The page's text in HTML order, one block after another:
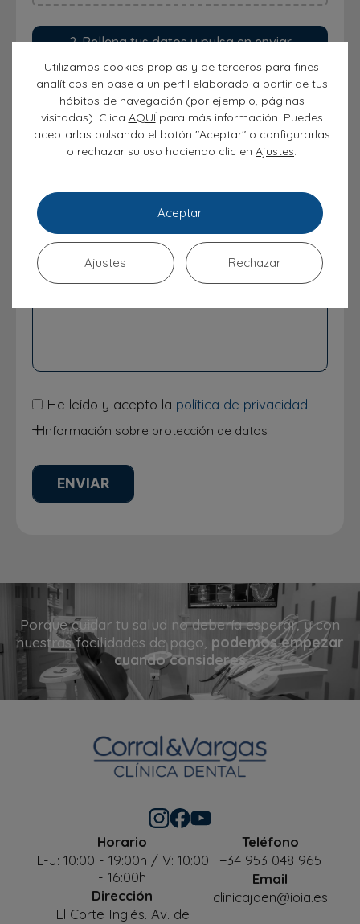
2. Rellena tus datos y pulsa en enviar
He leído y acepto la política de privacidad
Información sobre protección de datos
Integral Avanzado SL
Finalidades del Tratamiento: usaremos tus datos para
agendar alguna visita y atender tus dudas, consultas y
sugerencias.
Porque cuidar tu salud no debería esperar, y con
nuestras facilidades de pago, podemos empezar
cuando consideres
Horario
L-J: 10:00 - 19:00h / V: 10:00
- 16:00h
Dirección
El Corte Inglés. Av. de
Teléfono
+34 953 048 965
Email
clinicajaen@ioia.es
Utilizamos cookies propias y de terceros para fines
analíticos en base a un perfil elaborado a partir de tus
hábitos de navegación (por ejemplo, páginas
visitadas). Clica AQUÍpara más información. Puedes
aceptarlas pulsando el botón "Aceptar" o configurarlas
o rechazar su uso haciendo clic en Ajustes
Aceptar
Rechazar
Ajustes